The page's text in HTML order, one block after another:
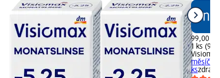
99,00 Kč
1 ks
Visiomax
měsíční
ks